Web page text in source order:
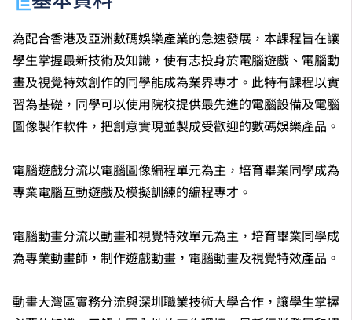
為配合香港及亞洲數碼娛樂產業的急速發展，本課程旨在讓
學生掌握最新技術及知識，使有志投身於電腦遊戲、電腦動
畫及視覺特效創作的同學能成為業界專才。此特有課程以實
習為基礎，同學可以使用院校提供最先進的電腦設備及電腦
圖像製作軟件，把創意實現並製成受歡迎的數碼娛樂產品。
電腦遊戲分流以電腦圖像編程單元為主，培育畢業同學成為
專業電腦互動遊戲及模擬訓練的編程專才。
電腦動畫分流以動畫和視覺特效單元為主，培育畢業同學成
為專業動畫師，制作遊戲動畫，電腦動畫及視覺特效產品。
動畫大灣區實務分流與深圳職業技術大學合作，讓學生掌握